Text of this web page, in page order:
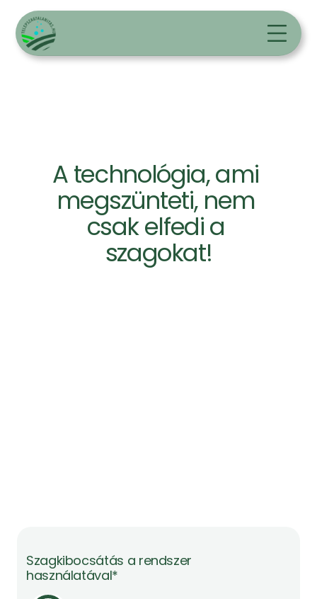
A technológia, ami
megszünteti, nem
csak elfedi a
szagokat!
Szagkibocsátás a rendszer
használatával*